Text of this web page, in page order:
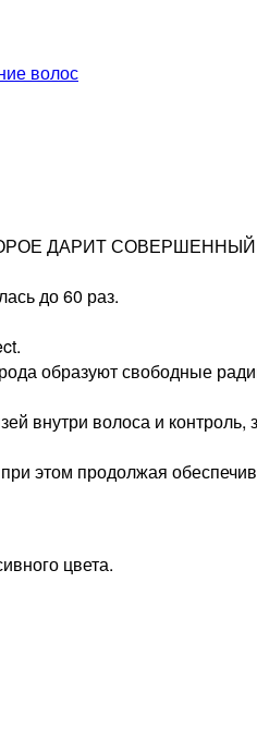
волос
ДАРИТ
до 60 раз.
образуют свободные
внутри волоса и
этом продолжая
цвета.